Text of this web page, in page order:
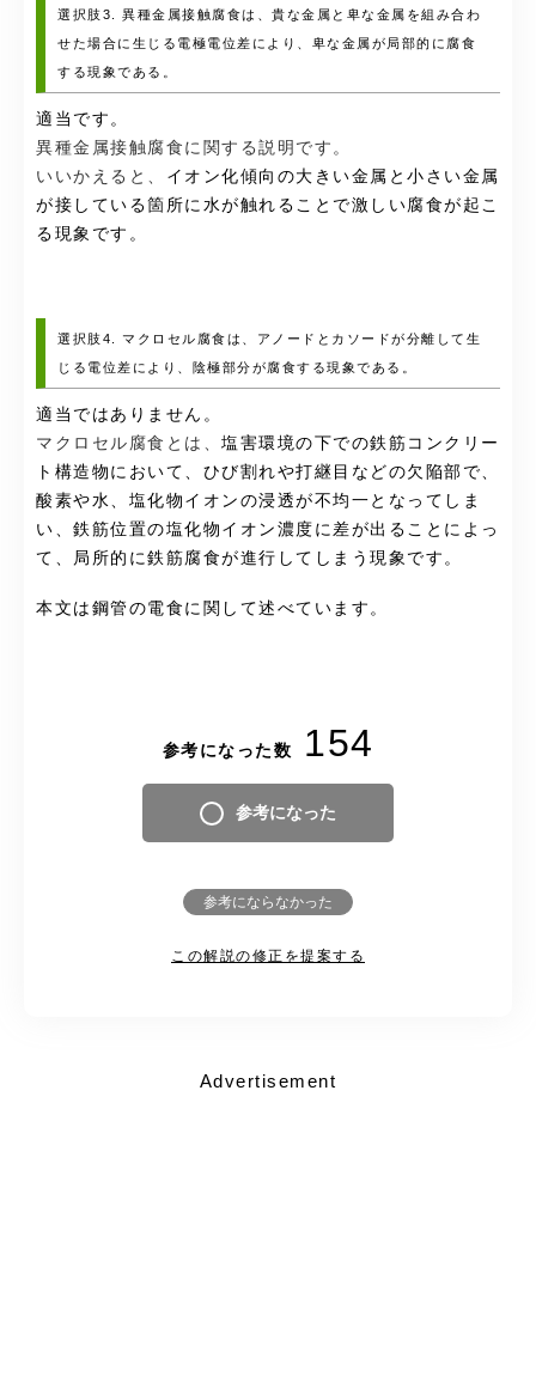
選択肢3. 異種金属接触腐食は、貴な金属と卑な金属を組み合わ
せた場合に生じる電極電位差により、卑な金属が局部的に腐食
する現象である。
適当です。
異種金属接触腐食に関する説明です。
いいかえると、 イオン化傾向の大きい金属と小さい金属
が接している箇所に水が触れることで激しい腐食が起こ
る現象です。
選択肢4. マクロセル腐食は、アノードとカソードが分離して生
じる電位差により、陰極部分が腐食する現象である。
適当ではありません。
マクロセル腐食とは、 塩害環境の下での鉄筋コンクリー
ト構造物において、ひび割れや打継目などの欠陥部で、
酸素や水、塩化物イオンの浸透が不均一となってしま
い、鉄筋位置の塩化物イオン濃度に差が出ることによっ
て、局所的に鉄筋腐食が進行してしまう現象です。
本文は鋼管の電食に関して述べています。
参考になった数 154
参考になった
参考にならなかった
この解説の修正を提案する
Advertisement